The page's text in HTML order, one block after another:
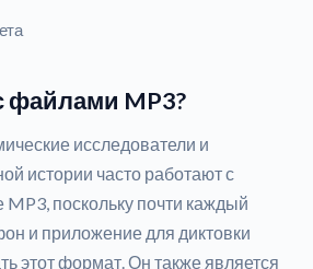
файлами MP3?
исследователи и
истории часто работают с
поскольку почти каждый
и приложение для диктовки
этот формат. Он также является